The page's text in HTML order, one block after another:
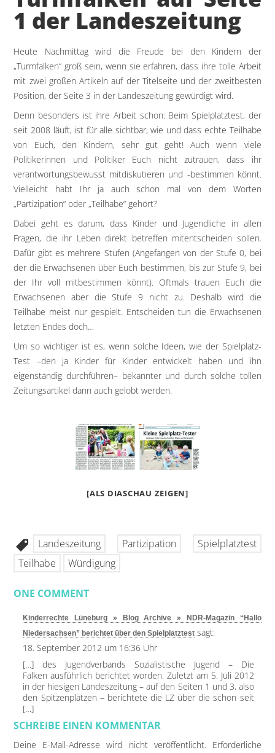
1 der Landeszeitung
Heute Nachmittag wird die Freude bei den Kindern der
„Turmfalken“ groß sein, wenn sie erfahren, dass ihre tolle Arbeit
mit zwei großen Artikeln auf der Titelseite und der zweitbesten
Position, der Seite 3 in der Landeszeitung gewürdigt wird.
Denn besonders ist ihre Arbeit schon: Beim Spielplatztest, der
seit 2008 läuft, ist für alle sichtbar, wie und dass echte Teilhabe
von Euch, den Kindern, sehr gut geht! Auch wenn viele
Politikerinnen und Politiker Euch nicht zutrauen, dass ihr
verantwortungsbewusst mitdiskutieren und -bestimmen könnt.
Vielleicht habt Ihr ja auch schon mal von dem Worten
„Partizipation“ oder „Teilhabe“ gehört?
Dabei geht es darum, dass Kinder und Jugendliche in allen
Fragen, die ihr Leben direkt betreffen mitentscheiden sollen.
Dafür gibt es mehrere Stufen (Angefangen von der Stufe 0, bei
der die Erwachsenen über Euch bestimmen, bis zur Stufe 9, bei
der Ihr voll mitbestimmen könnt). Oftmals trauen Euch die
Erwachsenen aber die Stufe 9 nicht zu. Deshalb wird die
Teilhabe meist nur gespielt. Entscheiden tun die Erwachsenen
letzten Endes doch…
Um so wichtiger ist es, wenn solche Ideen, wie der Spielplatz-
Test –den ja Kinder für Kinder entwickelt haben und ihn
eigenständig durchführen– bekannter und durch solche tollen
Zeitungsartikel dann auch gelobt werden.
[ALS DIASCHAU ZEIGEN]
Landeszeitung Partizipation
Spielplatztest
Teilhabe
Würdigung
ONE COMMENT
Kinderrechte Lüneburg » Blog Archive » NDR-Magazin “Hallo
Niedersachsen” berichtet über den Spielplatztest sagt:
18. September 2012 um 16:36 Uhr
[…] des Jugendverbands Sozialistische Jugend – Die
Falken ausführlich berichtet worden. Zuletzt am 5. Juli 2012
in der hiesigen Landeszeitung – auf den Seiten 1 und 3, also
den Spitzenplätzen – berichtete die LZ über die schon seit
[…]
SCHREIBE EINEN KOMMENTAR
Deine E-Mail-Adresse wird nicht veröffentlicht.
Erforderliche